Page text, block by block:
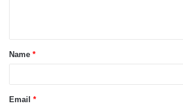
t
*Name *
Email *